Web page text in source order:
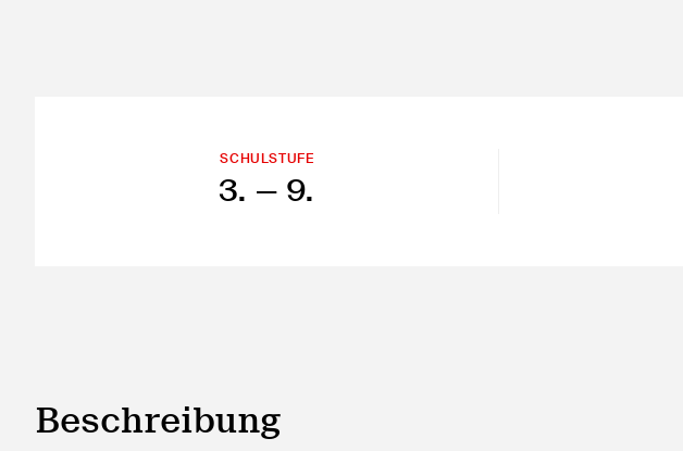
SCHULSTUFE
3. — 9.
Beschreibung